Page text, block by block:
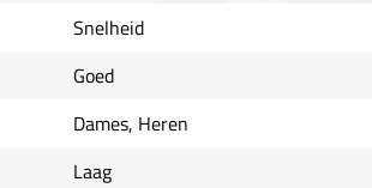
Snelheid
Goed
Dames, Heren
Laag